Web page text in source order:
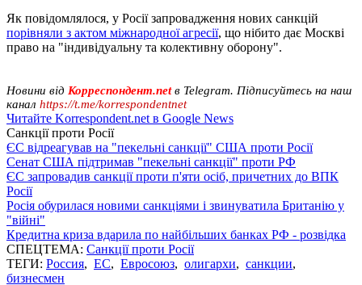
Як повідомлялося, у Росії запровадження нових санкцій
порівняли з актом міжнародної агресії, що нібито дає Москві
право на "індивідуальну та колективну оборону".
Новини від Корреспондент.netв Telegram. Підписуйтесь на наш
канал https://t.me/korrespondentnet
Читайте Korrespondent.net в Google News
Санкції проти Росії
ЄС відреагував на "пекельні санкції" США проти Росії
Сенат США підтримав "пекельні санкції" проти РФ
ЄС запровадив санкції проти п'яти осіб, причетних до ВПК
Росії
Росія обурилася новими санкціями і звинуватила Британію у
"війні"
Кредитна криза вдарила по найбільших банках РФ - розвідка
СПЕЦТЕМА: Санкції проти Росії
ТЕГИ: Россия, ЕС, Евросоюз, олигархи, санкции,
бизнесмен